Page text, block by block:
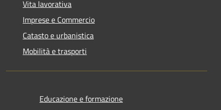
Vita lavorativa
Imprese e Commercio
Catasto e urbanistica
Mobilità e trasporti
Educazione e formazione